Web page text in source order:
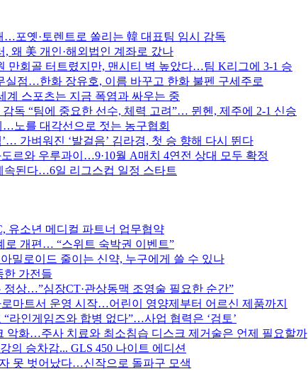
…포옛·토렌트로 쏠리는 韓 대표팀 임시 감독
왜 美 개인·해외법인 계좌로 갔나
만회골 터트렸지만, 맨시티 벽 높았다…팀 K리그에 3-1 승
실점…한화 장유호, 이름 바꾸고 한화 불펜 구세주로
스포츠는 지금 폭염과 싸우는 중
감독 “팀에 중요한 선수, 체력 고려”… 뮌헨, 제주에 2-1 신승
노를 대각선으로 젓는 농구협회
가벼워진 ‘발걸음’ 김라경, 첫 승 향해 다시 뛴다
르와 우루과이…9·10월 A매치 4연전 상대 모두 확정
속된다…6일 리그스컵 일정 스타트
유소년 메디컬 파트너 업무협약
로 개편… “스위트 숙박권 이벤트”
밀로이드 줄이는 신약, 누구에게 쓸 수 있나
한 가전들
상…”심장CT·관상동맥 조영술 필요한 순간”
마트서 운영 시작…어린이 영양제부터 어르신 제품까지
라인게임즈와 합병 없다”…사업 협력은 ‘검토’
악화…주사 치료와 최소침습 디스크 제거술은 언제 필요할까
의 승차감... GLS 450 나이트 에디션
못 벗어났다…신작으로 돌파구 모색